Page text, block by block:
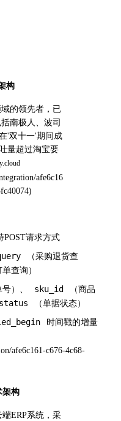
构
的领先者，已
南极人、波司
'双十一'期间成
量超过淘宝要
afe6c16
)
POST请求方式
（采购退货查
单查询）
号）、 sku_id
（商品
status （单据状态）
时间戳的增量
afe6c161-c676-4c68-
架构
ERP系统，采